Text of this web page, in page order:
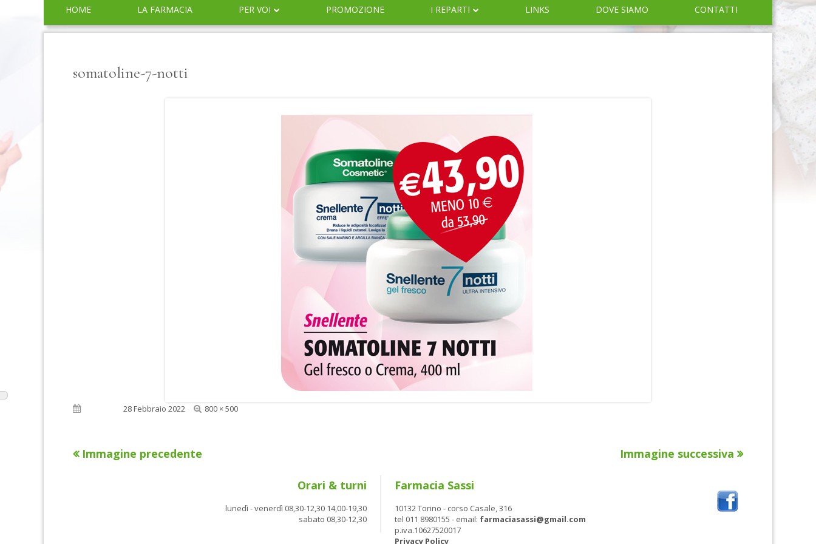
Menu
principale
HOME LA FARMACIA PER VOI PROMOZIONE I REPARTI
INFANZIA
VETERINARIA
LINKS DOVE SIAMO CONTATTI
somatoline-7-notti
Pubblicato28 Febbraio 2022
Dimensione
800 × 500
Immagine precedente Immagine successiva
Orari & turni
lunedì - venerdì 08,30-12,30 14,00-19,30
sabato 08,30-12,30
Farmacia Sassi
10132 Torino - corso Casale, 316
tel 011 8980155 - email: farmaciasassi@gmail.com
p.iva.10627520017
Privacy Policy